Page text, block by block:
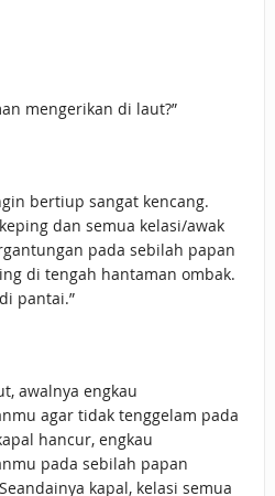
mengerikan di laut?”
bertiup sangat kencang.
dan semua kelasi/awak
pada sebilah papan
di tengah hantaman ombak.
pantai.”
awalnya engkau
agar tidak tenggelam pada
hancur, engkau
pada sebilah papan
kapal, kelasi semua